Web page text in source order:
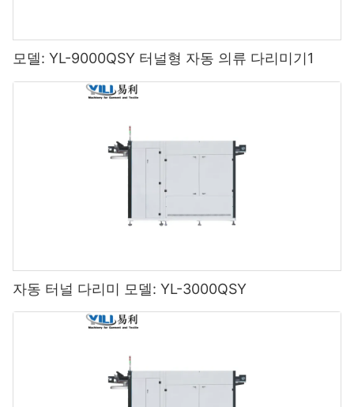
모델: YL-9000QSY 터널형 자동 의류 다리미기1
자동 터널 다리미 모델: YL-3000QSY